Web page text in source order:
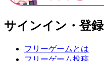
サインイン・登録
フリーゲームとは